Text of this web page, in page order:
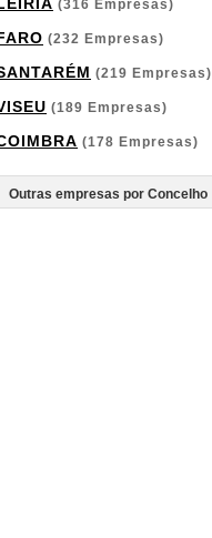
(316 Empresas)
(232 Empresas)
(219 Empresas)
(189 Empresas)
(178 Empresas)